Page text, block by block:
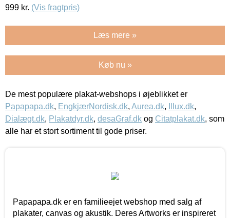
999 kr. (Vis fragtpris)
Læs mere »
Køb nu »
De mest populære plakat-webshops i øjeblikket er
Papapapa.dk, EngkjærNordisk.dk, Aurea.dk, Illux.dk,
Dialægt.dk, Plakatdyr.dk, desaGraf.dk og Citatplakat.dk, som
alle har et stort sortiment til gode priser.
Papapapa.dk er en familieejet webshop med salg af
plakater, canvas og akustik. Deres Artworks er inspireret